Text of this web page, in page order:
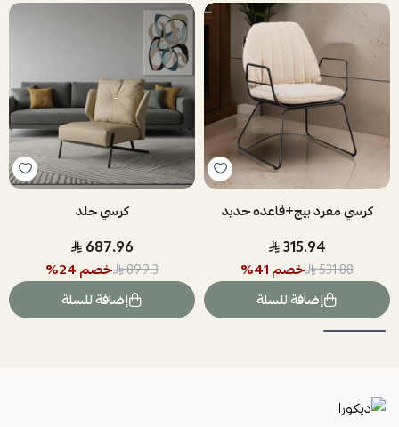
كرسي مفرد بيج+قاعده حديد
315.94
531.88 خصم41
%
إضافة للسلة
كرسي جلد
687.96
899.3 خصم24
%
إضافة للسلة